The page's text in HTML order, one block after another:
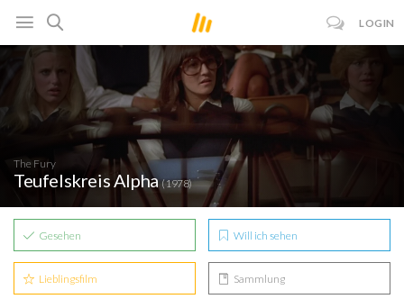
LOGIN
The Fury
Teufelskreis Alpha(1978)
Gesehen Will ich sehen
Lieblingsfilm Sammlung